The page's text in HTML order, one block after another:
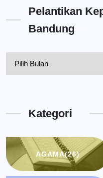
Pelantikan
Bandung
BandungKategori
AGAMA(26)